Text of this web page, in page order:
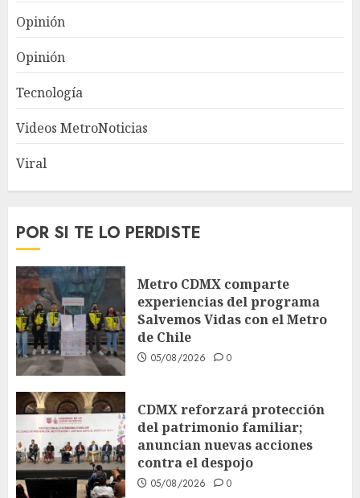
Opinión
Opinión
Tecnología
Videos MetroNoticias
Viral
POR SI TE LO PERDISTE
Metro CDMX comparte
experiencias del programa
Salvemos Vidas con el Metro
de Chile
05/08/2026 0
CDMX reforzará protección
del patrimonio familiar;
anuncian nuevas acciones
contra el despojo
05/08/2026 0